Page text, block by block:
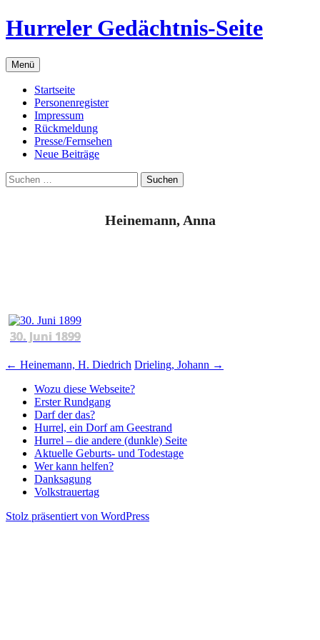
Zum
Inhalt
Hurreler Gedächtnis-Seite
Menü
Startseite
Personenregister
Impressum
Rückmeldung
Presse/Fernsehen
Neue Beiträge
Suchen
nach:
Heinemann, Anna
30. Juni 1899
Beitragsnavigation
← Heinemann, H. Diedrich Drieling, Johann →
Wozu diese Webseite?
Erster Rundgang
Darf der das?
Hurrel, ein Dorf am Geestrand
Hurrel – die andere (dunkle) Seite
Aktuelle Geburts- und Todestage
Wer kann helfen?
Danksagung
Volkstrauertag
Stolz präsentiert von WordPress